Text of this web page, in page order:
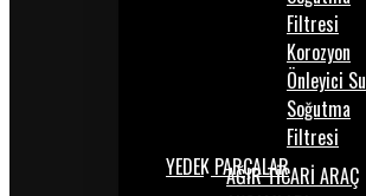
Filtresi
Korozyon
Önleyici Su
Soğutma
Filtresi
YEDEK PARÇALARAĞIR TİCARİ ARAÇ